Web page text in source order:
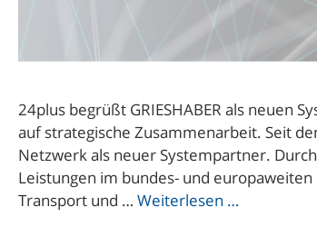
24plus begrüßt GRIESHABER als neuen
auf strategische Zusammenarbeit. Seit
Netzwerk als neuer Systempartner.
Leistungen im bundes- und
Transport und … Weiterlesen …